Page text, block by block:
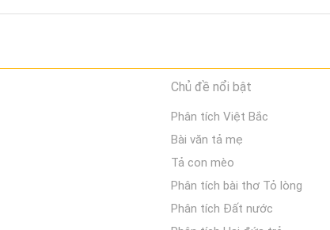
Chủ đề nổi bật
Phân tích Việt Bắc
Bài văn tả mẹ
Tả con mèo
Phân tích bài thơ Tỏ lòng
Phân tích Đất nước